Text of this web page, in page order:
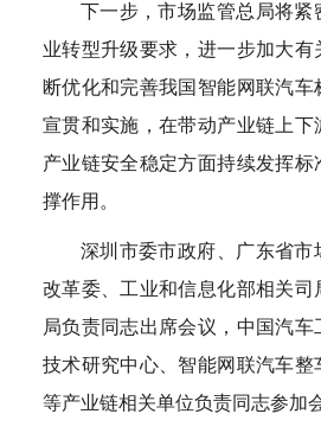
下一步，市场监管总局将紧
业转型升级要求，进一步加大有
断优化和完善我国智能网联汽
宣贯和实施，在带动产业链上下
产业链安全稳定方面持续发挥标
撑作用。
深圳市委市政府、广东省市
改革委、工业和信息化部相关司
局负责同志出席会议，中国汽
技术研究中心、智能网联汽车整
等产业链相关单位负责同志参加